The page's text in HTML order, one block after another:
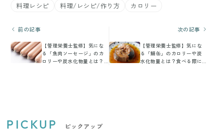
料理レシピ 料理/レシピ/作り方 カロリー
前の記事
【管理栄養士監修】気にな
る「魚肉ソーセージ」のカ
ロリーや炭水化物量とは？
次の記事
【管理栄養士監修】気にな
る「鯖缶」のカロリーや炭
水化物量とは？食べる際に
PICKUP ピックアップ